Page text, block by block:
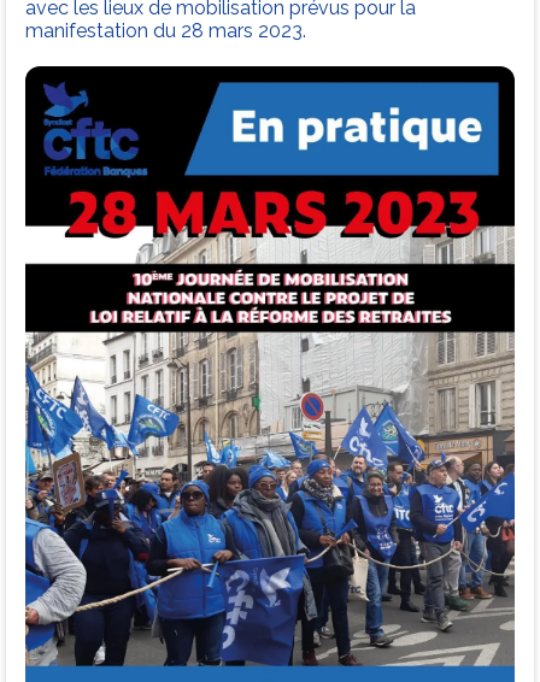
avec les lieux de mobilisation prévus pour la
manifestation du 28 mars 2023.